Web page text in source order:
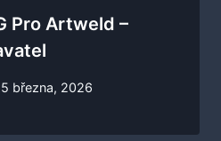
Pro Artweld –
března, 2026